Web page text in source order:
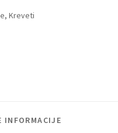
,Kreveti
INFORMACIJE